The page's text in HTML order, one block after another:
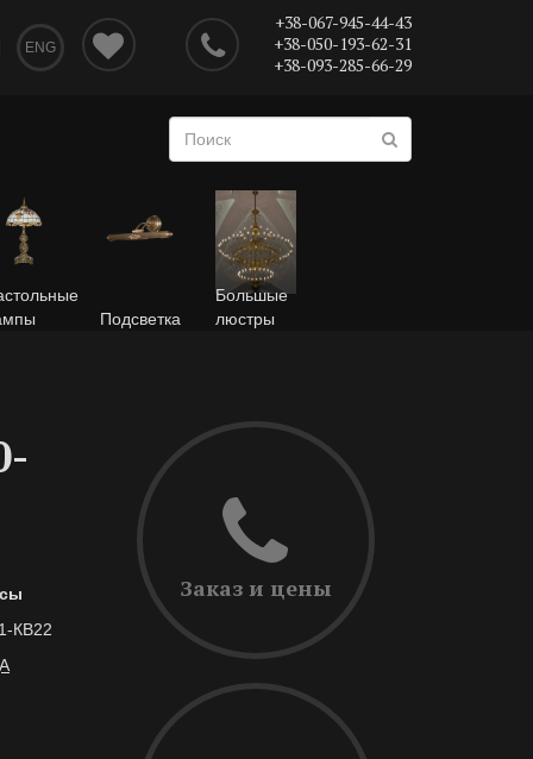
ENG
+38-067-945-44-43
+38-050-193-62-31
+38-093-285-66-29
Подсветка
Большые
люстры
КВ22
Заказ и цены